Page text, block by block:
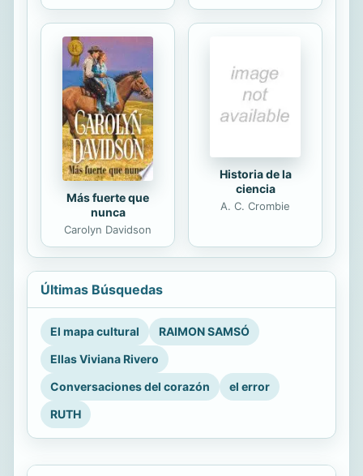
Más fuerte que
nunca
Carolyn Davidson
Historia de la
ciencia
A. C. Crombie
Últimas Búsquedas
El mapa cultural
RAIMON SAMSÓ
Ellas Viviana Rivero
Conversaciones del corazón
el error
RUTH